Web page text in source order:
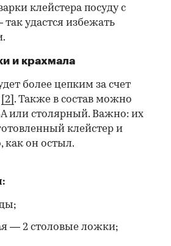
клейстера посуду с
удастся избежать
и крахмала
более цепким за счет
[2] . Также в состав можно
или столярный. Важно: их
клейстер и
как он остыл.
— 2 столовые ложки;